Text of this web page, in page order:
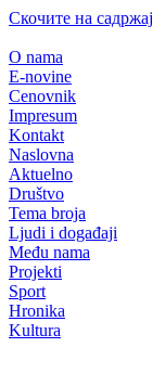
Скочите на садржај
O nama
E-novine
Cenovnik
Impresum
Kontakt
Naslovna
Aktuelno
Društvo
Tema broja
Ljudi i događaji
Među nama
Projekti
Sport
Hronika
Kultura